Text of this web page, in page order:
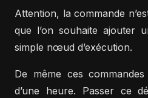
Attention, la commande
que l’on souhaite ajouter
simple nœud d’exécution.
De même ces
d’une heure. Passer ce